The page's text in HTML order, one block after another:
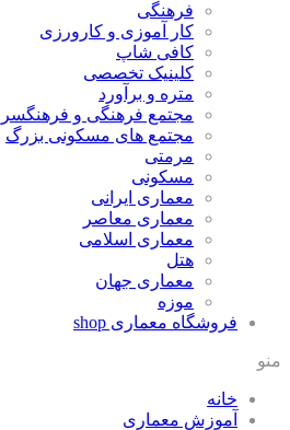
فرهنگی
کار آموزی و کارورزی
کافی شاپ
کلینیک تخصصی
متره و برآورد
مجتمع فرهنگی و فرهنگسرا
مجتمع های مسکونی بزرگ
مرمتی
مسکونی
معماری ایرانی
معماری معاصر
معماری اسلامی
هتل
معماری جهان
موزه
فروشگاه معماری shop
منو
خانه
آموزش معماری